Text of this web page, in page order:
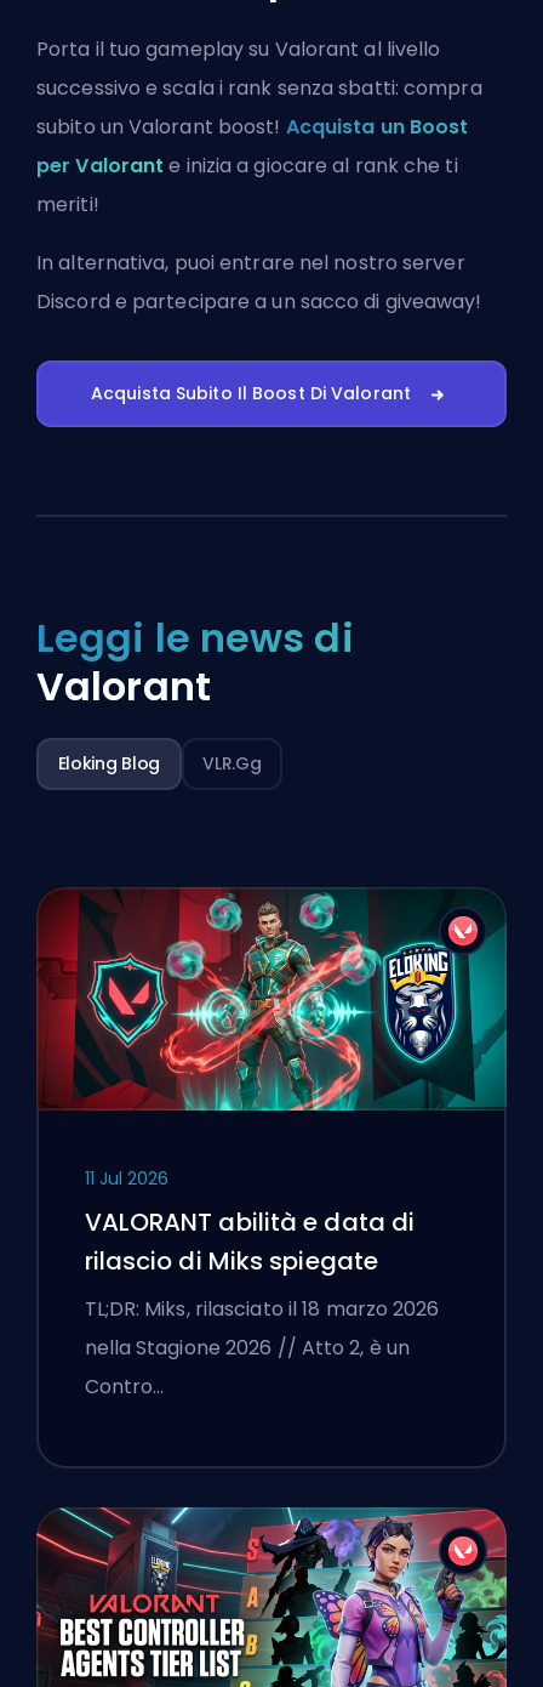
Porta il tuo gameplay su Valorant al livello
successivo e scala i rank senza sbatti: compra
subito un Valorant boost! Acquista un Boost
per Valorant e inizia a giocare al rank che ti
meriti!
In alternativa, puoientrare nel nostro server
Discord e partecipare a un sacco di giveaway!
Acquista Subito Il Boost Di Valorant
Leggi le news di
Valorant
Eloking Blog VLR.gg
11 Jul 2026
VALORANT abilità e data di
rilascio di Miks spiegate
TL;DR: Miks, rilasciato il 18 marzo 2026
nella Stagione 2026 // Atto 2, è un
Contro…